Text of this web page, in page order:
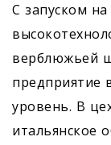
С запуском
верблюжьей
предприятие
уровень. В
итальянское